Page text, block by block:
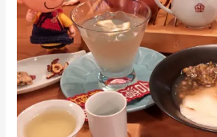
ボ
日
で
す
よ！